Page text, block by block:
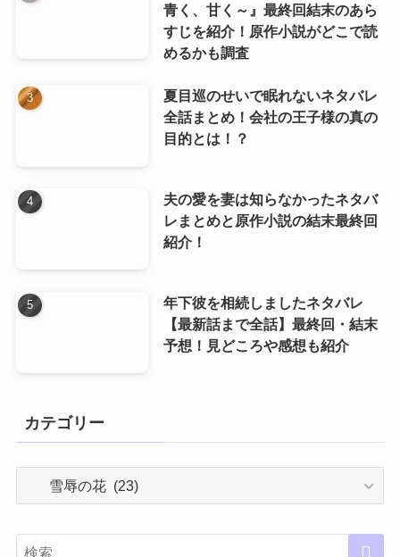
青く、甘く～』最終回結末のあら
すじを紹介！原作小説がどこで読
めるかも調査
夏目巡のせいで眠れないネタバレ
全話まとめ！会社の王子様の真の
目的とは！？
夫の愛を妻は知らなかったネタバ
レまとめと原作小説の結末最終回
紹介！
年下彼を相続しましたネタバレ
【最新話まで全話】最終回・結末
予想！見どころや感想も紹介
カテゴリー
リ